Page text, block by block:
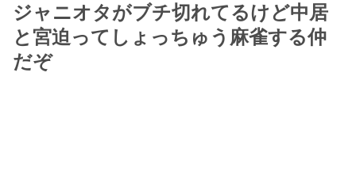
ジャニオタがブチ切れてるけど中居
と宮迫ってしょっちゅう麻雀する仲
だぞ